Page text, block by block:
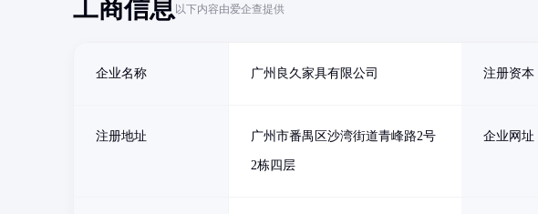
工商信息以下内容由爱企查提供
企业名称 广州良久家具有限公司 注册资本
注册地址 广州市番禺区沙湾街道青峰路2号
2栋四层
企业网址